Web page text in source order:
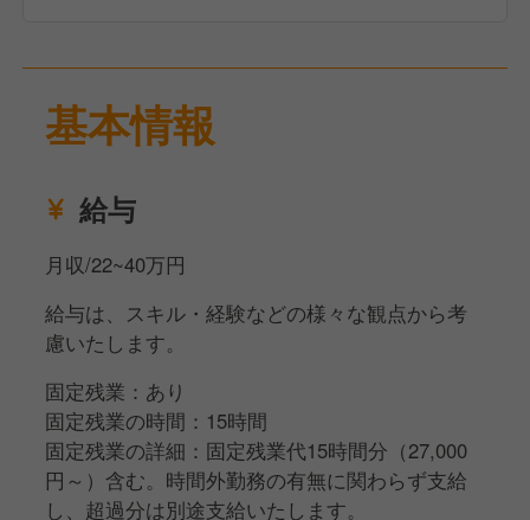
基本情報
給与
月収/22~40万円
給与は、スキル・経験などの様々な観点から考
慮いたします。
固定残業：あり
固定残業の時間：15時間
固定残業の詳細：固定残業代15時間分（27,000
円～）含む。時間外勤務の有無に関わらず支給
し、超過分は別途支給いたします。